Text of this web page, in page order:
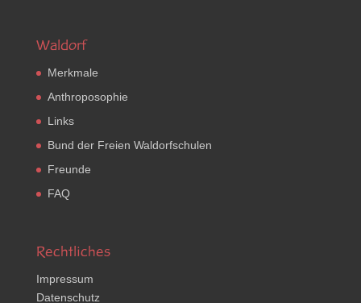
Waldorf
Merkmale
Anthroposophie
Links
Bund der Freien Waldorfschulen
Freunde
FAQ
Rechtliches
Impressum
Datenschutz